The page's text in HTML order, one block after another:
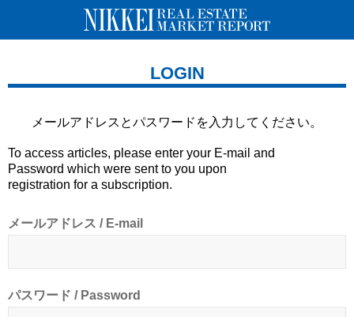
LOGIN
メールアドレスとパスワードを 入力してください。
To access articles, please enter your E-mail and
Password which were sent to you upon
registration for a subscription.
メールアドレス / E-mail
パスワード / Password